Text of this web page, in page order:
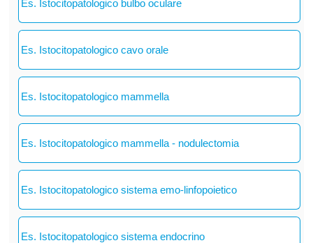
Es. Istocitopatologico bulbo oculare
Es. Istocitopatologico cavo orale
Es. Istocitopatologico mammella
Es. Istocitopatologico mammella - nodulectomia
Es. Istocitopatologico sistema emo-linfopoietico
Es. Istocitopatologico sistema endocrino